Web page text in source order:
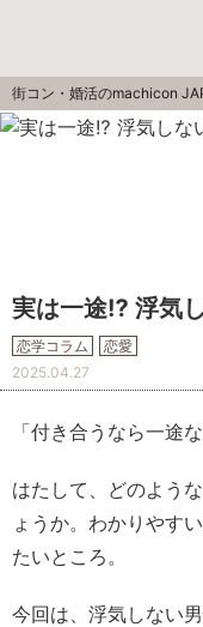
街コン・婚活のmachicon
実は一途⁉ 浮気
恋学コラム 恋愛
2025.04.27
「付き合うなら一途
はたして、どのよう
ょうか。わかりやす
たいところ。
今回は、浮気しない